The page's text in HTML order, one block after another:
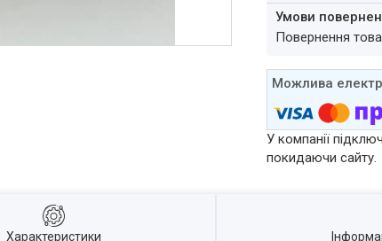
повернення
У компанії
покидаючи сайту.
Характеристики